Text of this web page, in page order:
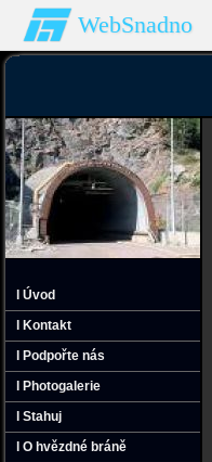
WebSnadno
l Úvod
l Kontakt
l Podpořte nás
l Photogalerie
l Stahuj
l O hvězdné bráně